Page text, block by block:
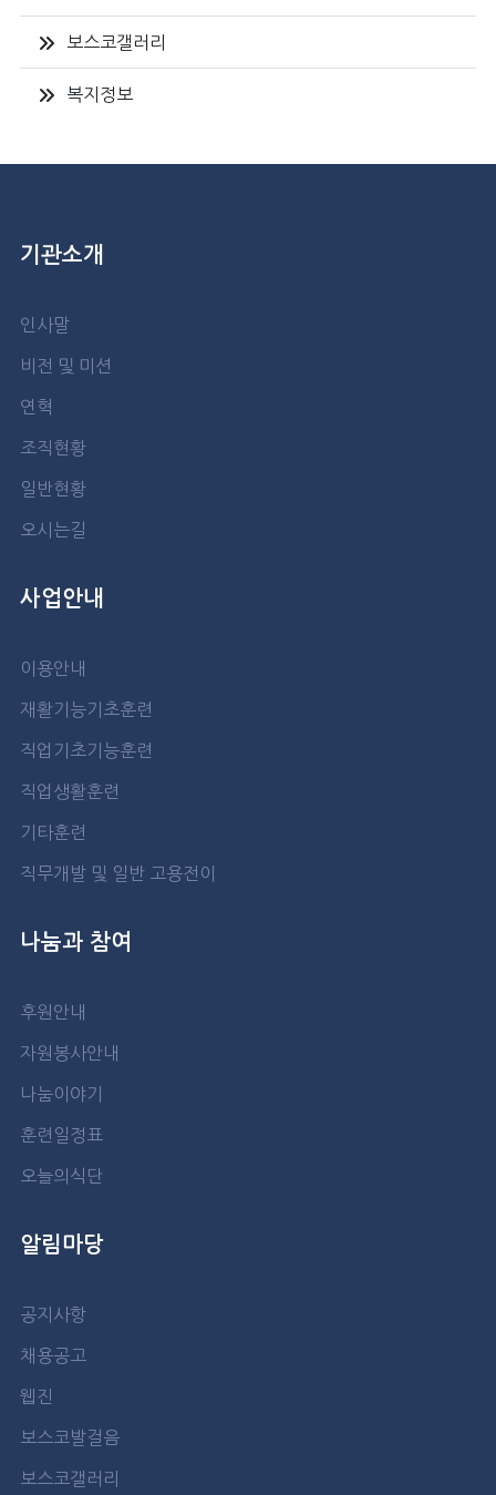
보스코갤러리
복지정보
기관소개
인사말
비전 및 미션
연혁
조직현황
일반현황
오시는길
사업안내
이용안내
재활기능기초훈련
직업기초기능훈련
직업생활훈련
기타훈련
직무개발 및 일반 고용전이
나눔과 참여
후원안내
자원봉사안내
나눔이야기
훈련일정표
오늘의식단
알림마당
공지사항
채용공고
웹진
보스코발걸음
보스코갤러리